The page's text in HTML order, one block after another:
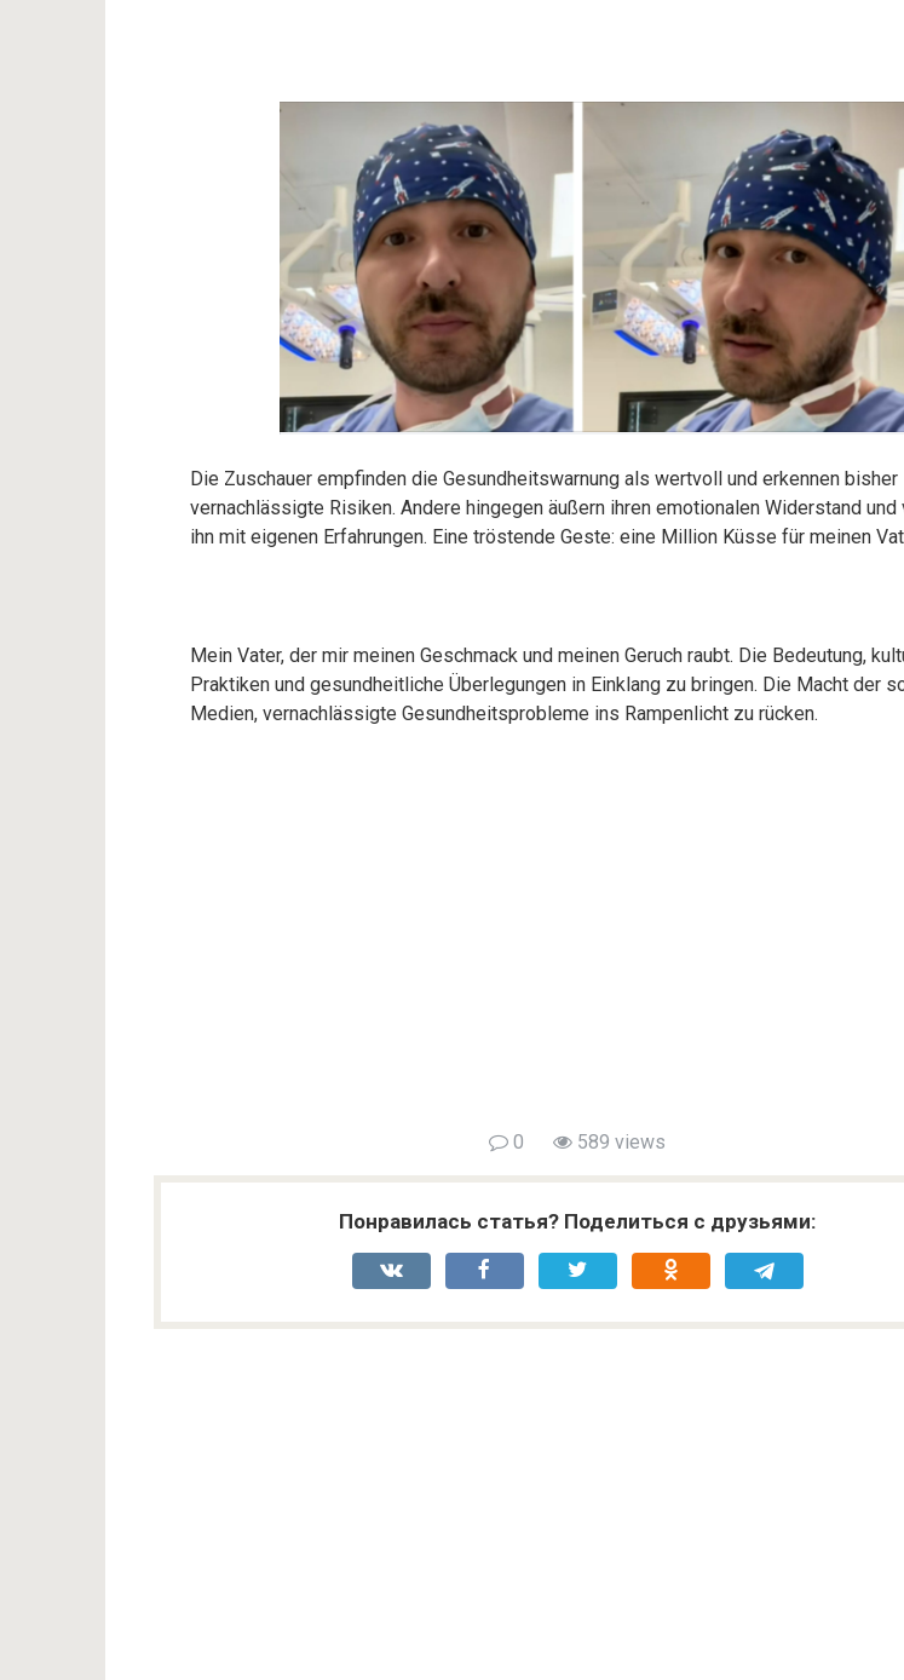
Die Zuschauer empfinden die Gesundheitswarnung als wertvoll und erkennen bisher
vernachlässigte Risiken. Andere hingegen äußern ihren emotionalen Widerstand und
ihn mit eigenen Erfahrungen. Eine tröstende Geste: eine Million Küsse für meinen
Mein Vater, der mir meinen Geschmack und meinen Geruch raubt. Die Bedeutung,
Praktiken und gesundheitliche Überlegungen in Einklang zu bringen. Die Macht der
Medien, vernachlässigte Gesundheitsprobleme ins Rampenlicht zu rücken.
0 589 views
Понравилась статья? Поделиться с друзьями: